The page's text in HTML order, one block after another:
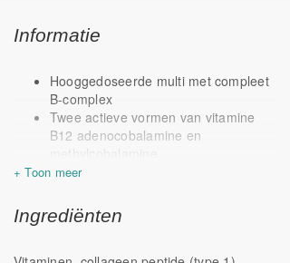
Informatie
Hooggedoseerde multi met compleet
B-complex
Twee actieve vormen van vitamine
B12 adenocobalamine en
methylcobalamine
Onderscheidend door o.a. 25 mcg
Met magnesiumtauraat als bron van
magnesium
Ingrediënten